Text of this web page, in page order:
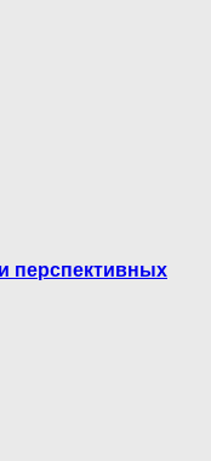
перспективных